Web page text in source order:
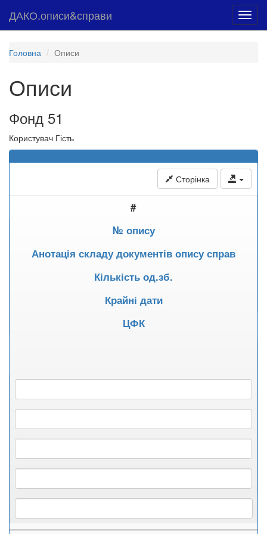
ДАКО.описи&справи
Головна Описи
Описи
Фонд 51
Користувач Гість
Сторінка
#
№ опису
Анотація складу документів опису справ
Кількість од.зб.
Крайні дати
ЦФК